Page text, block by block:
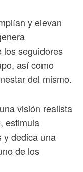
y elevan
los seguidores
así como
del mismo.
visión realista
estimula
y dedica una
de los